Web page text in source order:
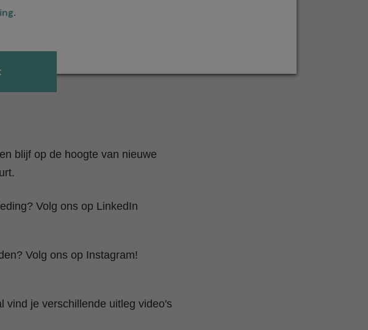
.
blijf op de hoogte van nieuwe
Volg ons op LinkedIn
Volg ons op Instagram!
vind je verschillende uitleg video's